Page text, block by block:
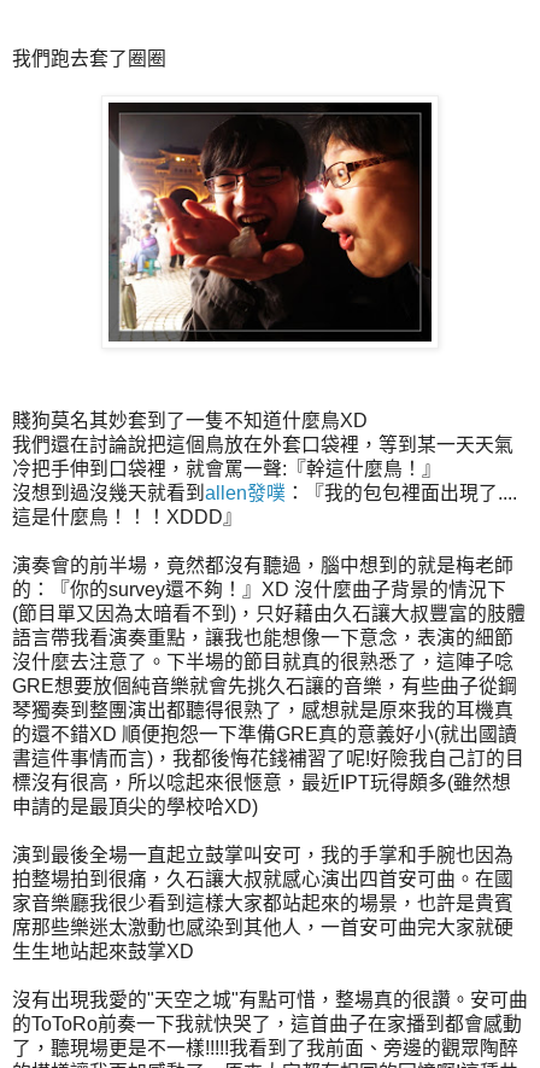
我們跑去套了圈圈
賤狗莫名其妙套到了一隻不知道什麼鳥XD
我們還在討論說把這個鳥放在外套口袋裡，等到某一天天氣
冷把手伸到口袋裡，就會罵一聲:『幹這什麼鳥！』
沒想到過沒幾天就看到 allen發噗 ：『我的包包裡面出現了....
這是什麼鳥！！！XDDD』
演奏會的前半場，竟然都沒有聽過，腦中想到的就是梅老師
的：『你的survey還不夠！』XD 沒什麼曲子背景的情況下
(節目單又因為太暗看不到)，只好藉由久石讓大叔豐富的肢體
語言帶我看演奏重點，讓我也能想像一下意念，表演的細節
沒什麼去注意了。下半場的節目就真的很熟悉了，這陣子唸
GRE想要放個純音樂就會先挑久石讓的音樂，有些曲子從鋼
琴獨奏到整團演出都聽得很熟了，感想就是原來我的耳機真
的還不錯XD 順便抱怨一下準備GRE真的意義好小(就出國讀
書這件事情而言)，我都後悔花錢補習了呢!好險我自己訂的目
標沒有很高，所以唸起來很愜意，最近IPT玩得頗多(雖然想
申請的是最頂尖的學校哈XD)
演到最後全場一直起立鼓掌叫安可，我的手掌和手腕也因為
拍整場拍到很痛，久石讓大叔就感心演出四首安可曲。在國
家音樂廳我很少看到這樣大家都站起來的場景，也許是貴賓
席那些樂迷太激動也感染到其他人，一首安可曲完大家就硬
生生地站起來鼓掌XD
沒有出現我愛的"天空之城"有點可惜，整場真的很讚。安可曲
的ToToRo前奏一下我就快哭了，這首曲子在家播到都會感動
了，聽現場更是不一樣!!!!!我看到了我前面、旁邊的觀眾陶醉